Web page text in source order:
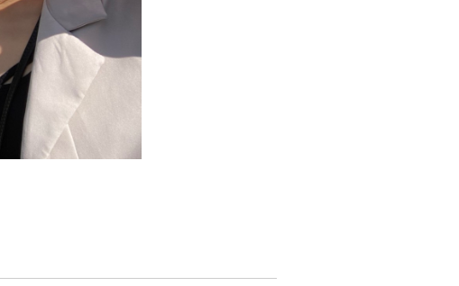
What’s MIRAKARE